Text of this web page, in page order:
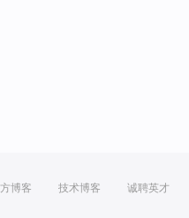
博客 技术博客 诚聘英才